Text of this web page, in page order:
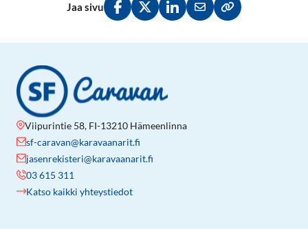
Jaa sivu
Jaa Facebookissa
Jaa Twitterissä
Jaa LinkedInissä
Jaa sähköpostitse
Kopioi linkki
Viipurintie 58, FI-13210 Hämeenlinna
sf-caravan@karavaanarit.fi
jasenrekisteri@karavaanarit.fi
03 615 311
Katso kaikki yhteystiedot